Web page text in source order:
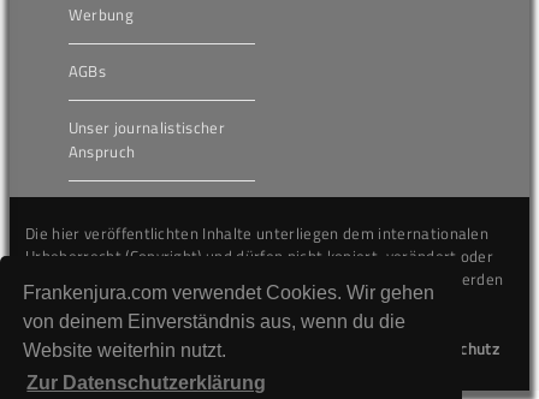
Frankenjura.com verwendet Cookies. Wir gehen
von deinem Einverständnis aus, wenn du die
Website weiterhin nutzt.
Zur Datenschutzerklärung
Werbung
AGBs
Unser journalistischer
Anspruch
Die hier veröffentlichten Inhalte unterliegen dem internationalen
Urheberrecht (Copyright) und dürfen nicht kopiert, verändert oder
unverändert wiederveröffentlicht werden. Gegen Verstöße werden
wir auf juristischem Wege vorgehen.
Datenschutz